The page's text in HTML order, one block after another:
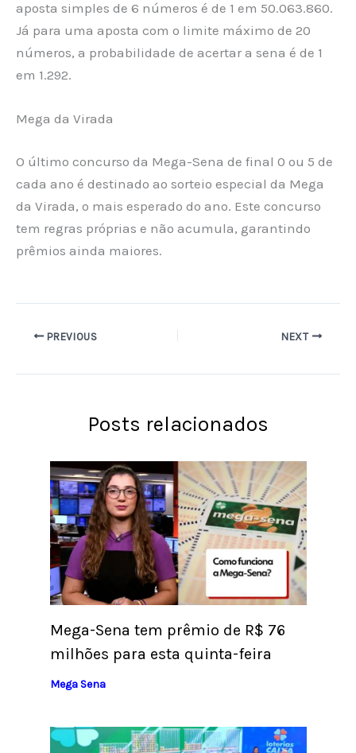
aposta simples de 6 números é de 1 em 50.063.860.
Já para uma aposta com o limite máximo de 20
números, a probabilidade de acertar a sena é de 1
em 1.292.
Mega da Virada
O último concurso da Mega-Sena de final 0 ou 5 de
cada ano é destinado ao sorteio especial da Mega
da Virada, o mais esperado do ano. Este concurso
tem regras próprias e não acumula, garantindo
prêmios ainda maiores.
PREVIOUS NEXT
Posts relacionados
Mega-Sena tem prêmio de R$ 76
milhões para esta quinta-feira
Mega Sena